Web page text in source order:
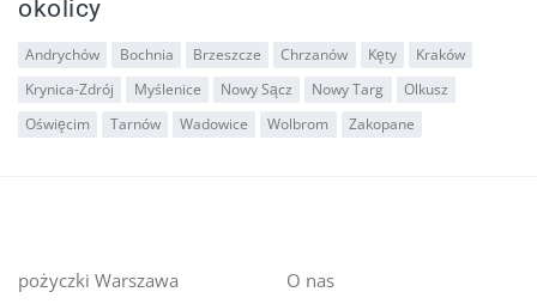
okolicy
Andrychów Bochnia Brzeszcze Chrzanów Kęty
Kraków
Krynica-Zdrój
Myślenice Nowy Sącz Nowy Targ
Olkusz
Oświęcim
Tarnów Wadowice Wolbrom Zakopane
pożyczki Warszawa
O nas